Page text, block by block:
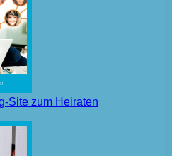
Site zum Heiraten